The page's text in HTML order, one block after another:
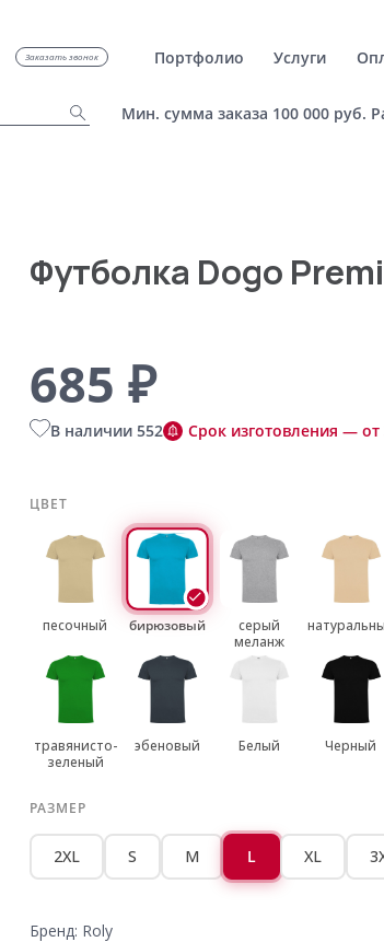
Заказать звонок Портфолио Услуги
Мин. сумма заказа 100 000 руб.
Футболка Dogo
685 ₽
В наличии 552 Срок изготовления — от
ЦВЕТ
песочный бирюзовый
серый
меланж
травянисто-
зеленый
эбеновый Белый Черный
РАЗМЕР
2XL S M L XL
Бренд: Roly